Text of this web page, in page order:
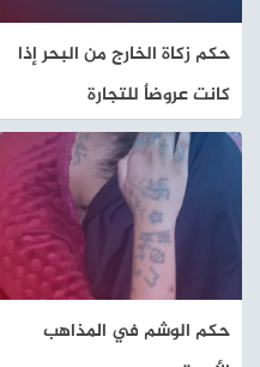
حكم زكاة الخارج من البحر إذا
كانت عروضاٌ للتجارة
حكم الوشم في المذاهب